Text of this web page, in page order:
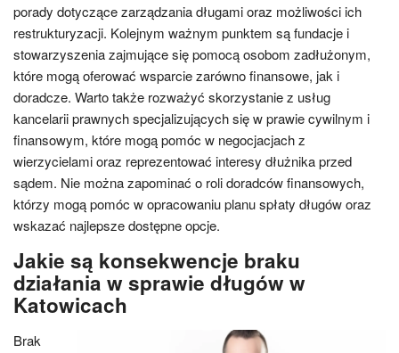
porady dotyczące zarządzania długami oraz możliwości ich
restrukturyzacji. Kolejnym ważnym punktem są fundacje i
stowarzyszenia zajmujące się pomocą osobom zadłużonym,
które mogą oferować wsparcie zarówno finansowe, jak i
doradcze. Warto także rozważyć skorzystanie z usług
kancelarii prawnych specjalizujących się w prawie cywilnym i
finansowym, które mogą pomóc w negocjacjach z
wierzycielami oraz reprezentować interesy dłużnika przed
sądem. Nie można zapominać o roli doradców finansowych,
którzy mogą pomóc w opracowaniu planu spłaty długów oraz
wskazać najlepsze dostępne opcje.
Jakie są konsekwencje braku
działania w sprawie długów w
Katowicach
Brak